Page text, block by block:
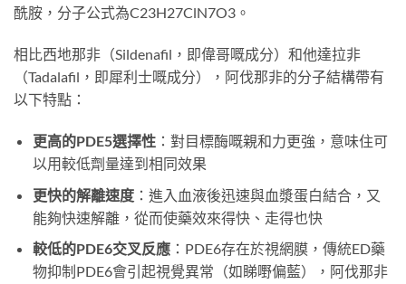
酰胺，分子公式為C23H27ClN7O3。
相比西地那非（Sildenafil，即偉哥嘅成分）和他達拉非
（Tadalafil，即犀利士嘅成分），阿伐那非的分子結構帶有
以下特點：
更高的PDE5選擇性：對目標酶嘅親和力更強，意味住可
以用較低劑量達到相同效果
更快的解離速度：進入血液後迅速與血漿蛋白結合，又
能夠快速解離，從而使藥效來得快、走得也快
較低的PDE6交叉反應：PDE6存在於視網膜，傳統ED藥
物抑制PDE6會引起視覺異常（如睇嘢偏藍），阿伐那非